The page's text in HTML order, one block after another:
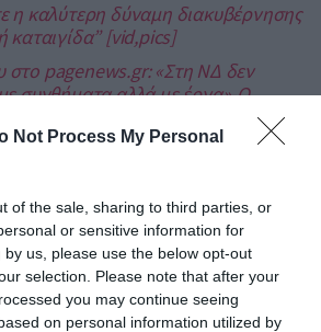
Not Process My Personal
of the sale, sharing to third parties, or
or sensitive information for
us, please use the below opt-out
selection. Please note that after your
you may continue seeing
on personal information utilized by
η καλύτερη δύναμη διακυβέρνησης
καταιγίδα” [vid,pics]
pagenews.gr: «Στη ΝΔ δεν
συνθήματα αλλά με έργα»-Ο
δουλειά, σταθερότητα και
«Σταθερότητα, ενότητα και
σε μια περίοδο πολιτικών
16,1% – Καρυστιανού 13,1%
στο πολιτικό σκηνικό!!!